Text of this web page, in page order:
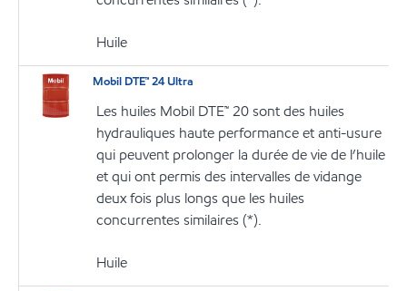
Huile
Mobil DTE™ 24 Ultra
Les huiles Mobil DTE™ 20 sont des huiles
hydrauliques haute performance et anti-usure
qui peuvent prolonger la durée de vie de l’huile
et qui ont permis des intervalles de vidange
deux fois plus longs que les huiles
concurrentes similaires (*).
Huile